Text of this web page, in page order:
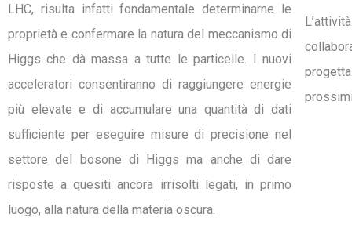
LHC, risulta infatti fondamentale determinarne le
proprietà e confermare la natura del meccanismo di
Higgs che dà massa a tutte le particelle. I nuovi
acceleratori consentiranno di raggiungere energie
più elevate e di accumulare una quantità di dati
sufficiente per eseguire misure di precisione nel
settore del bosone di Higgs ma anche di dare
risposte a quesiti ancora irrisolti legati, in primo
luogo, alla natura della materia oscura.